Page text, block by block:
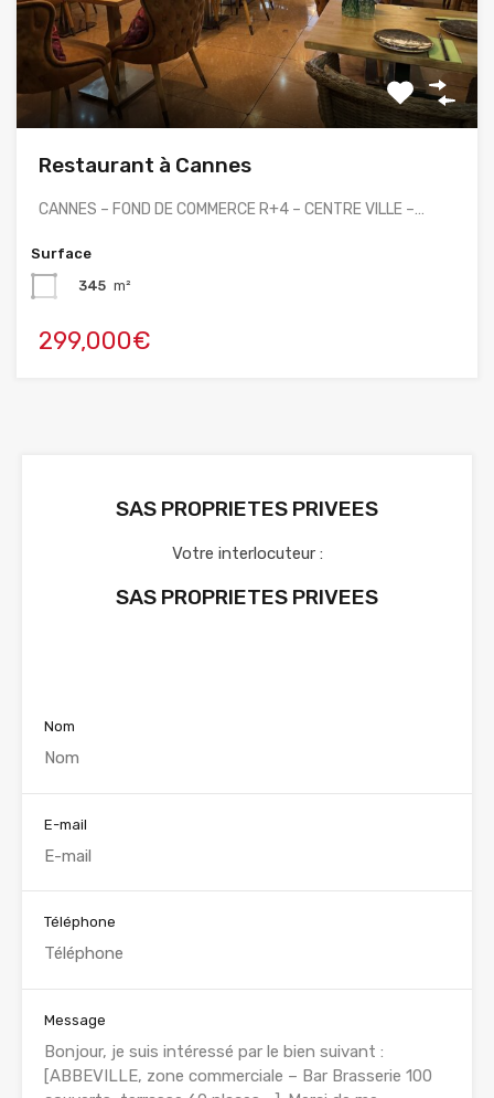
Restaurant à Cannes
CANNES – FOND DE COMMERCE R+4 – CENTRE VILLE –…
Surface
345 m²
299,000€
SAS PROPRIETES PRIVEES
Votre interlocuteur :
SAS PROPRIETES PRIVEES
Nom
E-mail
Téléphone
Message